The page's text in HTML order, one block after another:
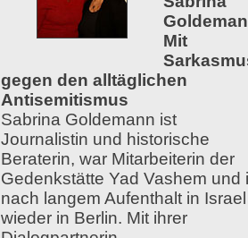
Mit
gegen den alltäglichen
Antisemitismus
Sabrina Goldemann ist
Journalistin und historische
Beraterin, war Mitarbeiterin der
Gedenkstätte Yad Vashem und
nach langem Aufenthalt in Israel
wieder in Berlin. Mit ihrer